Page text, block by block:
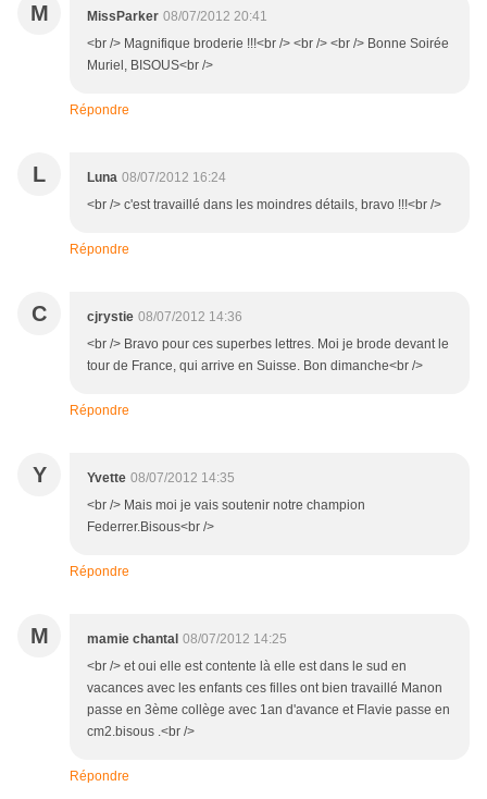
M MissParker 08/07/2012 20:41
<br /> Magnifique broderie !!!<br /> <br /> <br /> Bonne Soirée
Muriel, BISOUS<br />
Répondre
L Luna 08/07/2012 16:24
<br /> c'est travaillé dans les moindres détails, bravo !!!<br />
Répondre
C cjrystie 08/07/2012 14:36
<br /> Bravo pour ces superbes lettres. Moi je brode devant le
tour de France, qui arrive en Suisse. Bon dimanche<br />
Répondre
Y Yvette 08/07/2012 14:35
<br /> Mais moi je vais soutenir notre champion
Federrer.Bisous<br />
Répondre
M mamie chantal 08/07/2012 14:25
<br /> et oui elle est contente là elle est dans le sud en
vacances avec les enfants ces filles ont bien travaillé Manon
passe en 3ème collège avec 1an d'avance et Flavie passe en
cm2.bisous .<br />
Répondre